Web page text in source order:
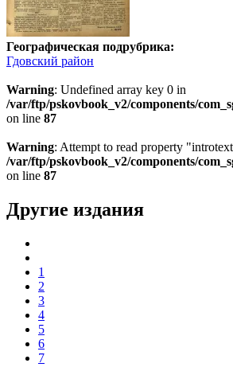
Географическая подрубрика:
Гдовский район
Warning: Undefined array key 0 in
/var/ftp/pskovbook_v2/components/
on line 87
Warning: Attempt to read property
/var/ftp/pskovbook_v2/components/
on line 87
Другие издания
1
2
3
4
5
6
7